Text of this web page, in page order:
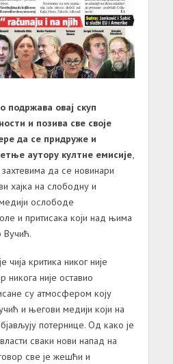
подржава овај скуп
и позива све своје
да се придруже и
аутору култне емисије,
да се новинари
хајка на слободну и
ослободе
и притисака који над њима
Вучић.
критика никог није
није оставио
су атмосфером коју
и његови медији који на
потернице. Од како је
сваки нови напад на
све је жешћи и